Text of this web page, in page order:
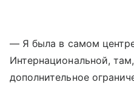
— Я была в самом
Интернациональной,
дополнительное